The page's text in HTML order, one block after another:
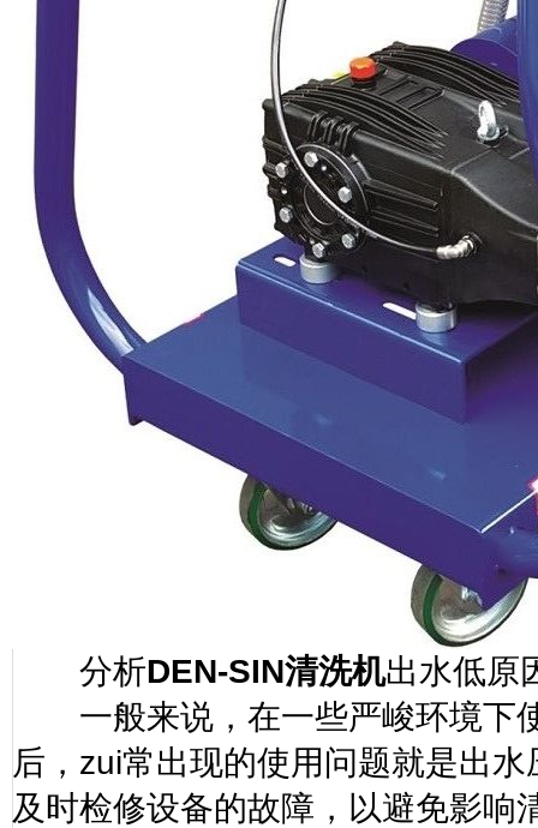
分析DEN-SIN清洗机出水低原
一般来说，在一些严峻环境下
后， zui常出现的使用问题就是出
及时检修设备的故障，以避免影响